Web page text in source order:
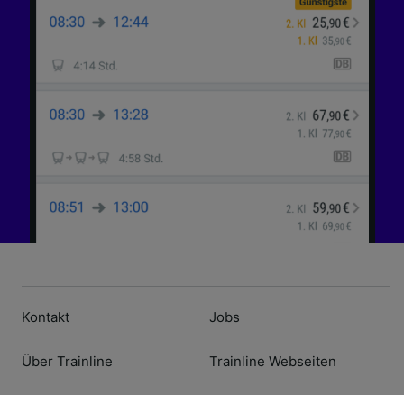
Kontakt
Über Trainline
Jobs
Trainline Webseiten